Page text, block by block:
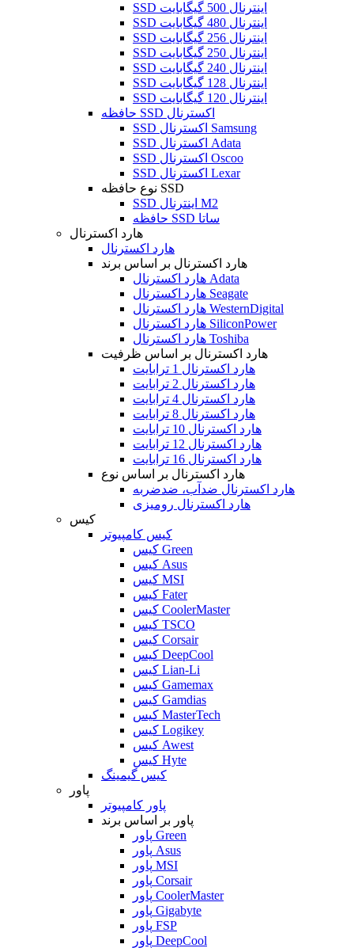
SSD اینترنال 500 گیگابایت
SSD اینترنال 480 گیگابایت
SSD اینترنال 256 گیگابایت
SSD اینترنال 250 گیگابایت
SSD اینترنال 240 گیگابایت
SSD اینترنال 128 گیگابایت
SSD اینترنال 120 گیگابایت
حافظه SSD اکسترنال
SSD اکسترنال Samsung
SSD اکسترنال Adata
SSD اکسترنال Oscoo
SSD اکسترنال Lexar
نوع حافظه SSD
SSD اینترنال M2
حافظه SSD ساتا
هارد اکسترنال
هارد اکسترنال
هارد اکسترنال بر اساس برند
هارد اکسترنال Adata
هارد اکسترنال Seagate
هارد اکسترنال WesternDigital
هارد اکسترنال SiliconPower
هارد اکسترنال Toshiba
هارد اکسترنال بر اساس ظرفیت
هارد اکسترنال 1 ترابایت
هارد اکسترنال 2 ترابایت
هارد اکسترنال 4 ترابایت
هارد اکسترنال 8 ترابایت
هارد اکسترنال 10 ترابایت
هارد اکسترنال 12 ترابایت
هارد اکسترنال 16 ترابایت
هارد اکسترنال بر اساس نوع
هارد اکسترنال ضدآب، ضدضربه
هارد اکسترنال رومیزی
کیس
کیس کامپیوتر
کیس Green
کیس Asus
کیس MSI
کیس Fater
کیس CoolerMaster
کیس TSCO
کیس Corsair
کیس DeepCool
کیس Lian-Li
کیس Gamemax
کیس Gamdias
کیس MasterTech
کیس Logikey
کیس Awest
کیس Hyte
کیس گیمینگ
پاور
پاور کامپیوتر
پاور بر اساس برند
پاور Green
پاور Asus
پاور MSI
پاور Corsair
پاور CoolerMaster
پاور Gigabyte
پاور FSP
پاور DeepCool